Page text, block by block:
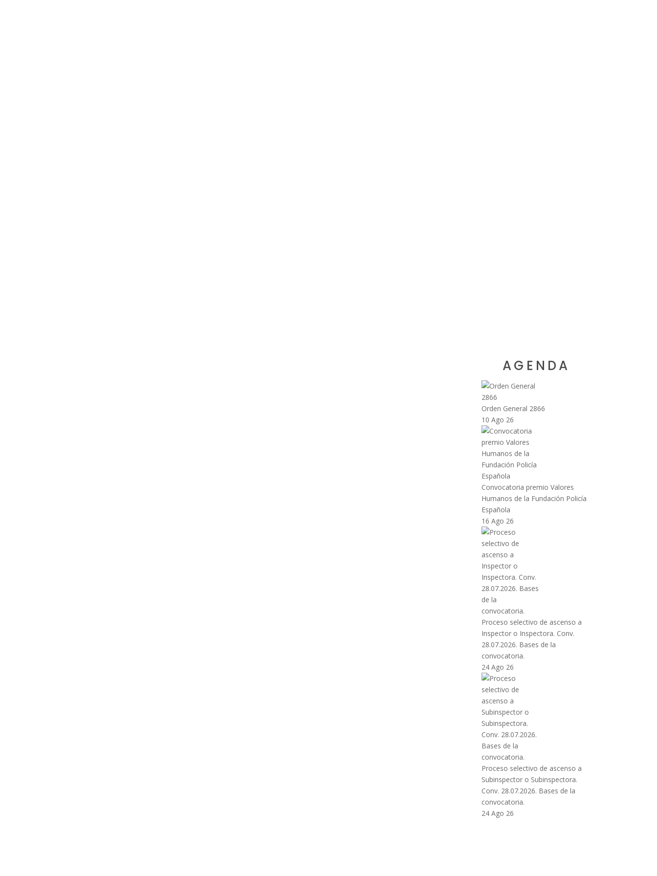
AGENDA
Orden General 2866
10 Ago 26
Convocatoria premio Valores
Humanos de la Fundación Policía
Española
16 Ago 26
Proceso selectivo de ascenso a
Inspector o Inspectora. Conv.
28.07.2026. Bases de la
convocatoria.
24 Ago 26
Proceso selectivo de ascenso a
Subinspector o Subinspectora.
Conv. 28.07.2026. Bases de la
convocatoria.
24 Ago 26